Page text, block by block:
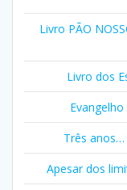
Livro PÃO
Livro dos
Três
Apesar dos